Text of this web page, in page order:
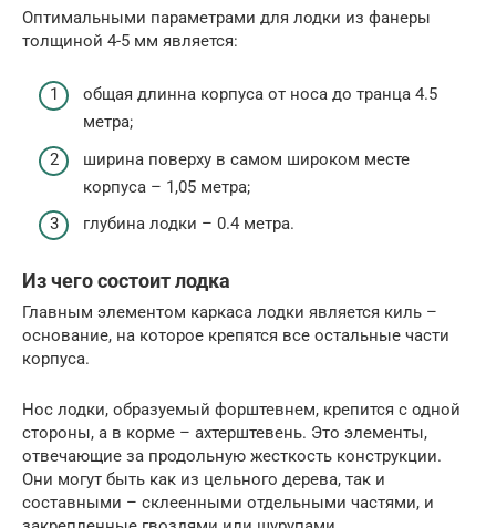
Оптимальными параметрами для лодки из фанеры
толщиной 4-5 мм является:
общая длинна корпуса от носа до транца 4.5
метра;
ширина поверху в самом широком месте
корпуса – 1,05 метра;
глубина лодки – 0.4 метра.
Из чего состоит лодка
Главным элементом каркаса лодки является киль –
основание, на которое крепятся все остальные части
корпуса.
Нос лодки, образуемый форштевнем, крепится с одной
стороны, а в корме – ахтерштевень. Это элементы,
отвечающие за продольную жесткость конструкции.
Они могут быть как из цельного дерева, так и
составными – склеенными отдельными частями, и